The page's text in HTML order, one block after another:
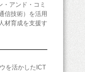
アンド・コミ
信技術）を活用
材育成を支援す
を活かしたICT